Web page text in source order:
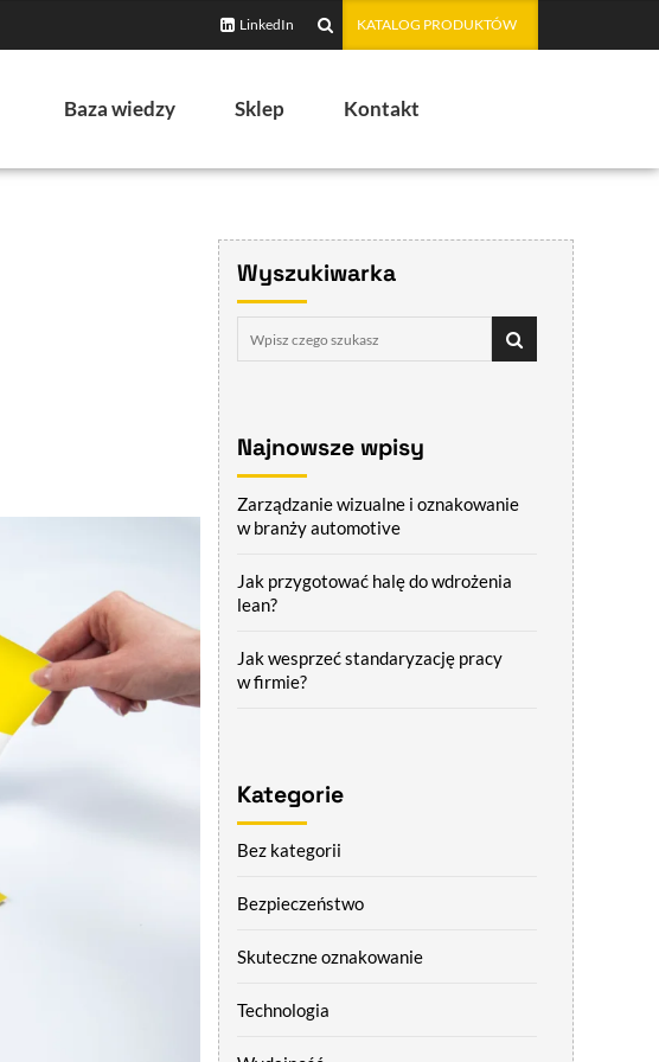
LinkedIn KATALOG PRODUKTÓW
Baza wiedzy Sklep Kontakt
Wyszukiwarka
Najnowsze wpisy
Zarządzanie wizualne i oznakowanie
w branży automotive
Jak przygotować halę do wdrożenia
lean?
Jak wesprzeć standaryzację pracy
w firmie?
Kategorie
Bez kategorii
Bezpieczeństwo
Skuteczne oznakowanie
Technologia